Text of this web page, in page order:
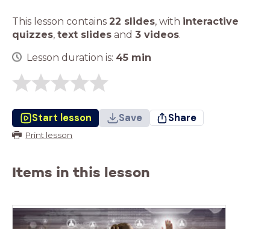
This lesson contains 22 slides, with interactive
quizzes, text slides and 3 videos.
Lesson duration is: 45 min
Start lesson Save Share
Print lesson
Items in this lesson